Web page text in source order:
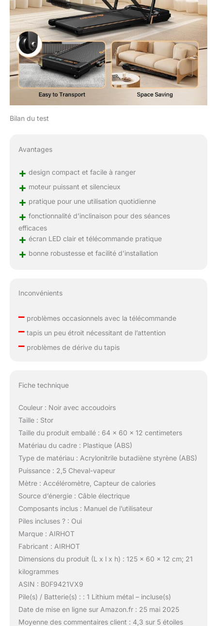
Bilan du test
Avantages
+ design compact et facile à ranger
+ moteur puissant et silencieux
+ pratique pour une utilisation quotidienne
+ fonctionnalité d’inclinaison pour des séances
efficaces
+ écran LED clair et télécommande pratique
+ bonne robustesse et facilité d’installation
Inconvénients
–problèmes occasionnels avec la télécommande
–tapis un peu étroit nécessitant de l’attention
–problèmes de dérive du tapis
Fiche technique
Couleur : Noir avec accoudoirs
Taille : Stor
Taille du produit emballé : 64 x 60 x 12 centimeters
Matériau du cadre : Plastique (ABS)
Type de matériau : Acrylonitrile butadiène styrène (ABS)
Puissance : 2,5 Cheval-vapeur
Mètre : Accéléromètre, Capteur de calories
Source d’énergie : Câble électrique
Composants inclus : Manuel de l’utilisateur
Piles incluses ? : Oui
Marque : AIRHOT
Fabricant : AIRHOT
Dimensions du produit (L x l x h) : 125 x 60 x 12 cm; 21
kilogrammes
ASIN : B0F9421VX9
Pile(s) / Batterie(s) : : 1 Lithium métal – incluse(s)
Date de mise en ligne sur Amazon.fr : 25 mai 2025
Moyenne des commentaires client : 4,3 sur 5 étoiles